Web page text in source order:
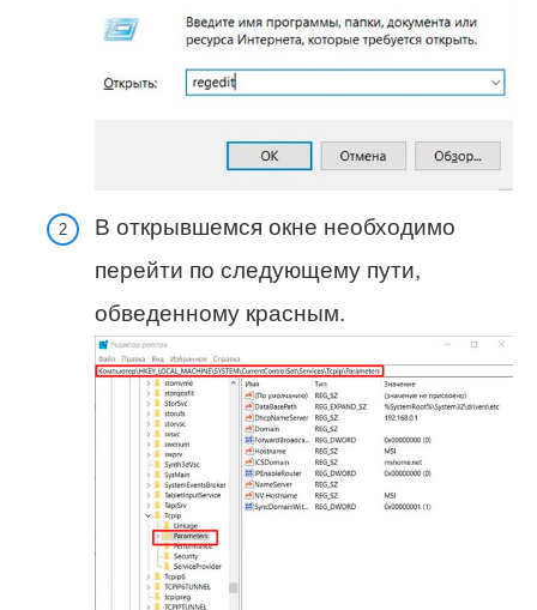
В открывшемся окне необходимо
перейти по следующему пути,
обведенному красным.